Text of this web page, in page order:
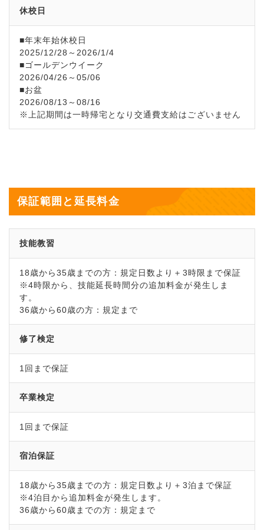
休校日
■年末年始休校日
2025/12/28～2026/1/4
■ゴールデンウイーク
2026/04/26～05/06
■お盆
2026/08/13～08/16
※上記期間は一時帰宅となり交通費支給はございません
保証範囲と延長料金
技能教習
18歳から35歳までの方：規定日数より＋3時限まで保証
※4時限から、技能延長時間分の追加料金が発生しま
す。
36歳から60歳の方：規定まで
修了検定
1回まで保証
卒業検定
1回まで保証
宿泊保証
18歳から35歳までの方：規定日数より＋3泊まで保証
※4泊目から追加料金が発生します。
36歳から60歳までの方：規定まで